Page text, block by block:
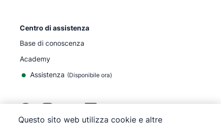
Centro di assistenza
Base di conoscenza
Academy
Assistenza (Disponibile ora)
Questo sito web utilizza cookie e altre